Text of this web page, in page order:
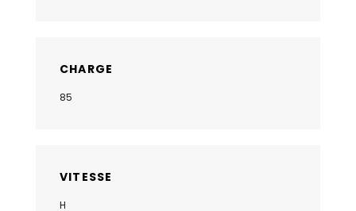
CHARGE
85
VITESSE
H